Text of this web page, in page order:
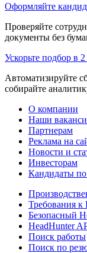
Оформляйте
Проверяйте
документы без
Ускорьте подбор в
Автоматизируйте
собирайте
О компании
Наши
Партнерам
Реклама на
Новости и
Инвесторам
Кандидаты
Требования
Безопасный
HeadHunter
Поиск работы
Поиск по